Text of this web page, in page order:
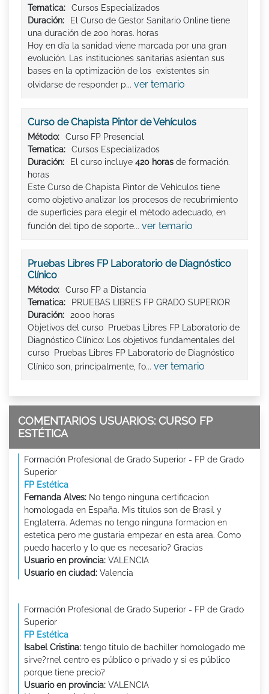
Tematica:
Cursos Especializados
Duración:
El Curso de Gestor Sanitario Online tiene
una duración de 200 horas. horas
Hoy en día la sanidad viene marcada por una gran
evolución. Las instituciones sanitarias asientan sus
bases en la optimización de los existentes sin
olvidarse de responder p... ver temario
Curso de Chapista Pintor de Vehículos
Método:
Curso FP Presencial
Tematica:
Cursos Especializados
Duración:
El curso incluye 420 horas de formación.
horas
Este Curso de Chapista Pintor de Vehículos tiene
como objetivo analizar los procesos de recubrimiento
de superficies para elegir el método adecuado, en
función del tipo de soporte... ver temario
Pruebas Libres FP Laboratorio de Diagnóstico
Clínico
Método:
Curso FP a Distancia
Tematica:
PRUEBAS LIBRES FP GRADO SUPERIOR
Duración:
2000 horas
Objetivos del curso Pruebas Libres FP Laboratorio de
Diagnóstico Clínico: Los objetivos fundamentales del
curso Pruebas Libres FP Laboratorio de Diagnóstico
Clínico son, principalmente, fo... ver temario
COMENTARIOS USUARIOS: CURSO FP
ESTÉTICA
Formación Profesional de Grado Superior - FP de Grado
Superior
FP Estética
Fernanda Alves: No tengo ninguna certificacion
homologada en España. Mis titulos son de Brasil y
Englaterra. Ademas no tengo ninguna formacion en
estetica pero me gustaria empezar en esta area. Como
puedo hacerlo y lo que es necesario? Gracias
Usuario en provincia: VALENCIA
Usuario en ciudad: Valencia
Formación Profesional de Grado Superior - FP de Grado
Superior
FP Estética
Isabel Cristina: tengo titulo de bachiller homologado me
sirve?rnel centro es público o privado y si es público
porque tiene precio?
Usuario en provincia: VALENCIA